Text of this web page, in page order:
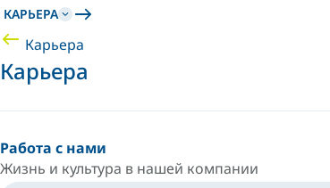
КАРЬЕРА
Карьера
Карьера
Работа с нами
Жизнь и культура в нашей компании